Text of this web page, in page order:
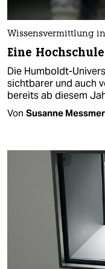
Wissensvermittlung
Eine
Die Humboldt-
sichtbarer und auch
bereits ab diesem
Von Susanne Messmer